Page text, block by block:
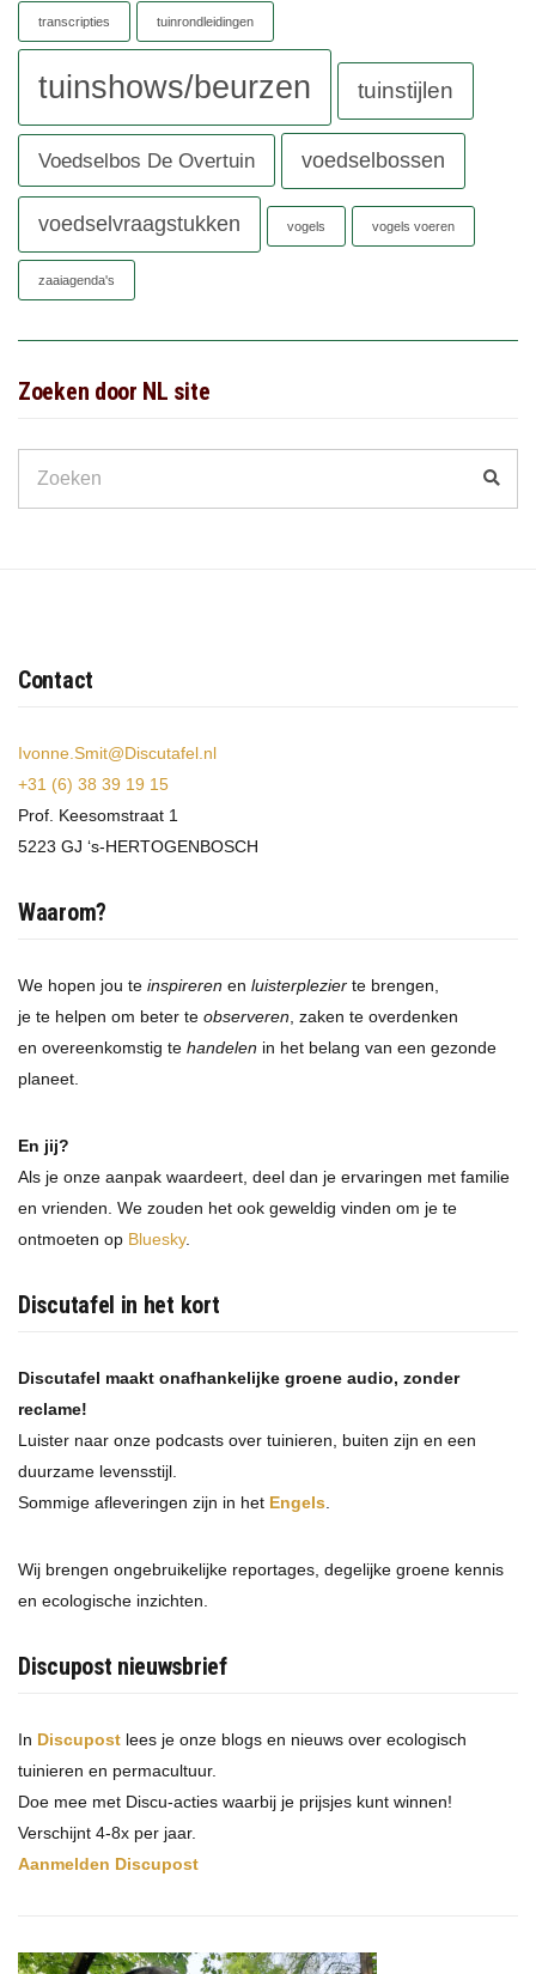
transcripties tuinrondleidingen
tuinshows/beurzen tuinstijlen
Voedselbos De Overtuin voedselbossen
voedselvraagstukken vogels vogels voeren
zaaiagenda's
Zoeken door NL site
for:
Contact
Ivonne.Smit@Discutafel.nl
+31 (6) 38 39 19 15
Prof. Keesomstraat 1
5223 GJ ‘s-HERTOGENBOSCH
Waarom?
We hopen jou te inspireren en luisterplezier te brengen,
je te helpen om beter te observeren, zaken te overdenken
en overeenkomstig te handelen in het belang van een gezonde
planeet.
En jij?
Als je onze aanpak waardeert, deel dan je ervaringen met familie
en vrienden. We zouden het ook geweldig vinden om je te
ontmoeten op Bluesky.
Discutafel in het kort
Discutafel maakt onafhankelijke groene audio, zonder
reclame!
Luister naar onze podcasts over tuinieren, buiten zijn en een
duurzame levensstijl.
Sommige afleveringen zijn in het Engels.
Wij brengen ongebruikelijke reportages, degelijke groene kennis
en ecologische inzichten.
Discupost nieuwsbrief
In Discupost lees je onze blogs en nieuws over ecologisch
tuinieren en permacultuur.
Doe mee met Discu-acties waarbij je prijsjes kunt winnen!
Verschijnt 4-8x per jaar.
Aanmelden Discupost